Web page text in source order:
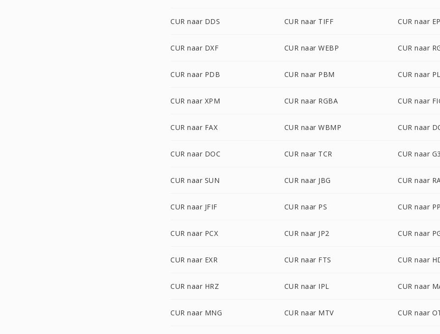
CUR naar DDS CUR naar TIFF CUR naar
CUR naar DXF CUR naar WEBP CUR naar
CUR naar PDB CUR naar PBM CUR naar
CUR naar XPM CUR naar RGBA CUR naar
CUR naar FAX CUR naar WBMP CUR naar
CUR naar DOC CUR naar TCR CUR naar G3
CUR naar SUN CUR naar JBG CUR naar
CUR naar JFIF CUR naar PS CUR naar
CUR naar PCX CUR naar JP2 CUR naar
CUR naar EXR CUR naar FTS CUR naar
CUR naar HRZ CUR naar IPL CUR naar
CUR naar MNG CUR naar MTV CUR naar